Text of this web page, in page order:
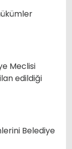
Meclisi
edildiği
Belediye